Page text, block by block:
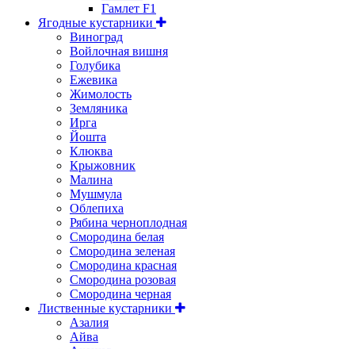
Гамлет F1
Ягодные кустарники
Виноград
Войлочная вишня
Голубика
Ежевика
Жимолость
Земляника
Ирга
Йошта
Клюква
Крыжовник
Малина
Мушмула
Облепиха
Рябина черноплодная
Смородина белая
Смородина зеленая
Смородина красная
Смородина розовая
Смородина черная
Лиственные кустарники
Азалия
Айва